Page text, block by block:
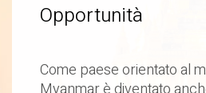
Opportunità
Come paese orientato al